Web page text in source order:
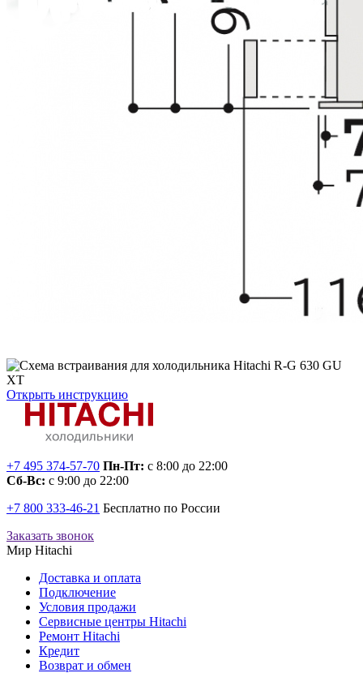
Открыть инструкцию
+7 495 374-57-70 Пн-Пт: с 8:00 до 22:00
Сб-Вс: с 9:00 до 22:00
+7 800 333-46-21 Бесплатно по России
Заказать звонок
Мир Hitachi
Доставка и оплата
Подключение
Условия продажи
Сервисные центры Hitachi
Ремонт Hitachi
Кредит
Возврат и обмен